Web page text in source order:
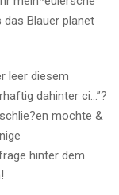
Blauer planet
leer diesem
dahinter ci…”?
mochte &
hinter dem